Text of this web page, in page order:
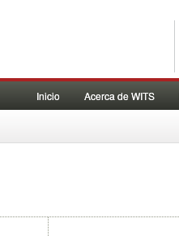
Inicio Acerca de WITS